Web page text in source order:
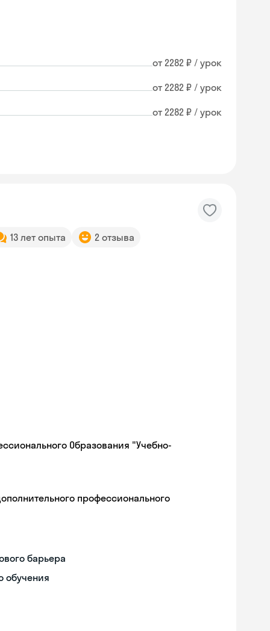
от 2282 ₽ / урок
от 2282 ₽ / урок
от 2282 ₽ / урок
13 лет опыта 2 отзыва
Образования "Учебно-
профессионального
барьера
обучения